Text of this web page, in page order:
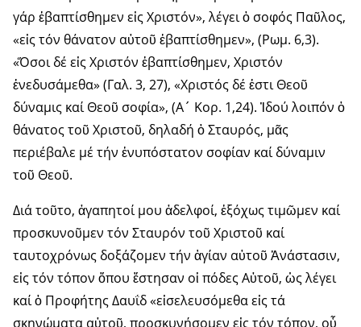
γάρ ἐβαπτίσθημεν εἰς Χριστόν», λέγει ὁ σοφός Παῦλος,
«εἰς τόν θάνατον αὐτοῦ ἐβαπτίσθημεν», (Ρωμ. 6,3).
«Ὅσοι δέ εἰς Χριστόν ἐβαπτίσθημεν, Χριστόν
ἐνεδυσάμεθα» (Γαλ. 3, 27), «Χριστός δέ ἐστι Θεοῦ
δύναμις καί Θεοῦ σοφία», (Α´ Κορ. 1,24). Ἰδού λοιπόν ὁ
θάνατος τοῦ Χριστοῦ, δηλαδή ὁ Σταυρός, μᾶς
περιέβαλε μέ τήν ἐνυπόστατον σοφίαν καί δύναμιν
τοῦ Θεοῦ.
Διά τοῦτο, ἀγαπητοί μου ἀδελφοί, ἐξόχως τιμῶμεν καί
προσκυνοῦμεν τόν Σταυρόν τοῦ Χριστοῦ καί
ταυτοχρόνως δοξάζομεν τήν ἁγίαν αὐτοῦ Ἀνάστασιν,
εἰς τόν τόπον ὅπου ἔστησαν οἱ πόδες Αὐτοῦ, ὡς λέγει
καί ὁ Προφήτης Δαυΐδ «εἰσελευσόμεθα εἰς τά
σκηνώματα αὐτοῦ, προσκυνήσομεν εἰς τόν τόπον, οὗ